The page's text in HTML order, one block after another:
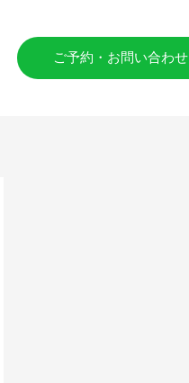
ご予約・お問い合わせ